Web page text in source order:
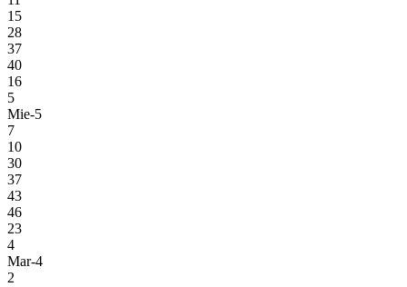
15
28
37
40
16
5
Mie-5
7
10
30
37
43
46
23
4
Mar-4
2